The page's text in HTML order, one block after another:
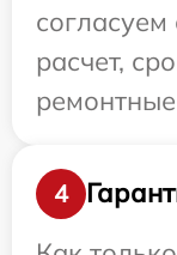
расчет,
4